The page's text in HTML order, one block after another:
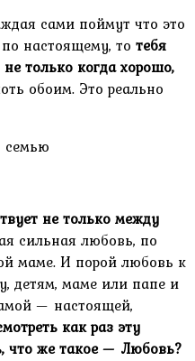
сами поймут что это
настоящему, то тебя
только когда хорошо,
обоим. Это реально
не только между
сильная любовь, по
маме. И порой любовь к
детям, маме или папе и
— настоящей,
как раз эту
что же такое — Любовь?